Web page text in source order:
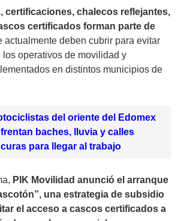
certificaciones, chalecos reflejantes,
certificados forman parte de
actualmente deben cubrir para evitar
operativos de movilidad y
en distintos municipios de
del oriente del Edomex
baches, lluvia y calles
para llegar al trabajo
PIK Movilidad anunció el arranque
una estrategia de subsidio
el acceso a cascos certificados a